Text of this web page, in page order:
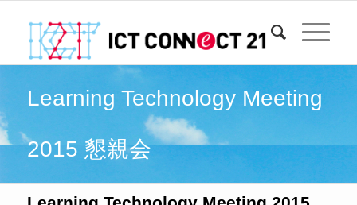
Learning Technology Meeting
2015 懇親会